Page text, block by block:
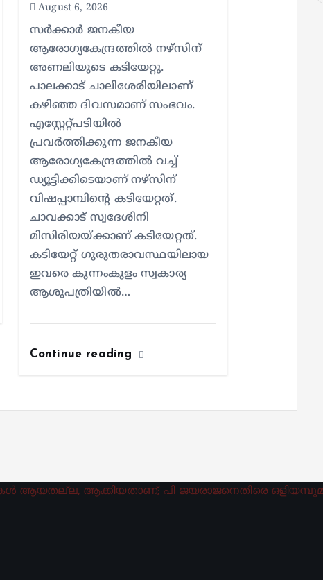
August 6, 2026
സര്‍ക്കാര്‍ ജനകീയ
ആരോഗ്യകേന്ദ്രത്തില്‍ നഴ്സിന്
അണലിയുടെ കടിയേറ്റു.
പാലക്കാട് ചാലിശേരിയിലാണ്
കഴിഞ്ഞ ദിവസമാണ് സംഭവം.
എസ്റ്റേറ്റ്പടിയില്‍
പ്രവര്‍ത്തിക്കുന്ന ജനകീയ
ആരോഗ്യകേന്ദ്രത്തില്‍ വച്ച്
ഡ്യൂട്ടിക്കിടെയാണ് നഴ്സിന്
വിഷപ്പാമ്പിന്റെ കടിയേറ്റത്.
ചാവക്കാട് സ്വദേശിനി
മിസിരിയയ്ക്കാണ് കടിയേറ്റത്.
കടിയേറ്റ് ഗുരുതരാവസ്ഥയിലായ
ഇവരെ കുന്നംകുളം സ്വകാര്യ
ആശുപത്രിയില്‍…
Continue reading